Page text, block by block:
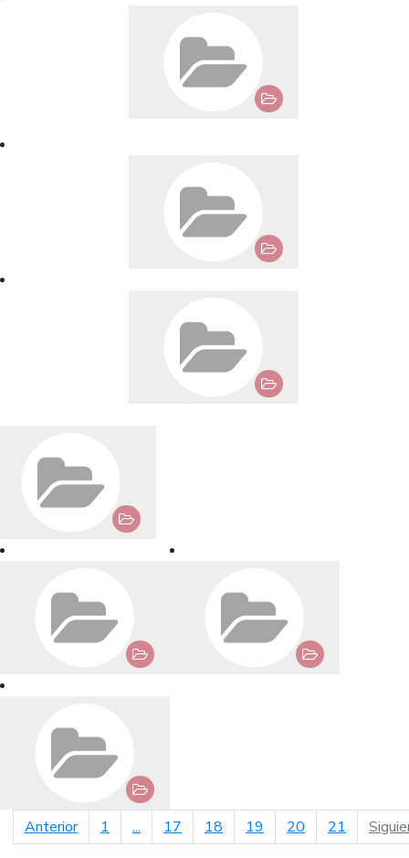
Anteriorpágina anterior
1 ... 17 18 19 20 21